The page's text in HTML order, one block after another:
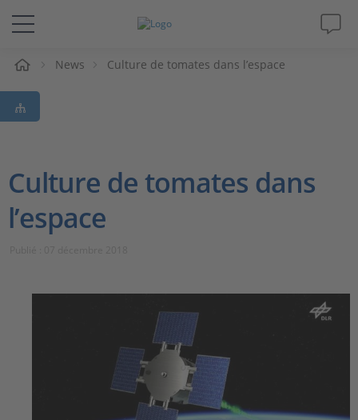
Solutions & Produits
Support
Société
News Culture de tomates dans l’espace
Culture de tomates dans
l’espace